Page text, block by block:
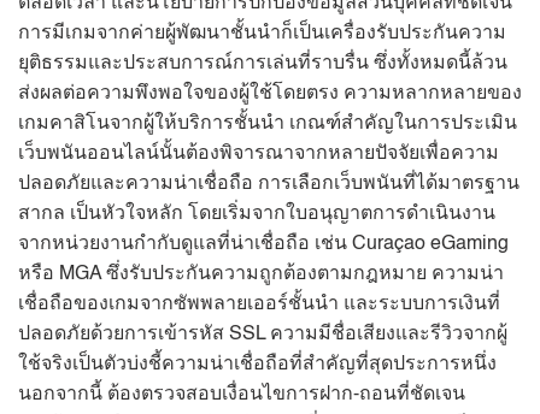
การมีเกมจากค่ายผู้พัฒนาชั้นนำก็เป็นเครื่องรับประกันความ
ยุติธรรมและประสบการณ์การเล่นที่ราบรื่น ซึ่งทั้งหมดนี้ล้วน
ส่งผลต่อความพึงพอใจของผู้ใช้โดยตรง ความหลากหลายของ
เกมคาสิโนจากผู้ให้บริการชั้นนำ เกณฑ์สำคัญในการประเมิน
เว็บพนันออนไลน์นั้นต้องพิจารณาจากหลายปัจจัยเพื่อความ
ปลอดภัยและความน่าเชื่อถือ การเลือกเว็บพนันที่ได้มาตรฐาน
สากล เป็นหัวใจหลัก โดยเริ่มจากใบอนุญาตการดำเนินงาน
จากหน่วยงานกำกับดูแลที่น่าเชื่อถือ เช่น Curaçao eGaming
หรือ MGA ซึ่งรับประกันความถูกต้องตามกฎหมาย ความน่า
เชื่อถือของเกมจากซัพพลายเออร์ชั้นนำ และระบบการเงินที่
ปลอดภัยด้วยการเข้ารหัส SSL ความมีชื่อเสียงและรีวิวจากผู้
ใช้จริงเป็นตัวบ่งชี้ความน่าเชื่อถือที่สำคัญที่สุดประการหนึ่ง
นอกจากนี้ ต้องตรวจสอบเงื่อนไขการฝาก-ถอนที่ชัดเจน